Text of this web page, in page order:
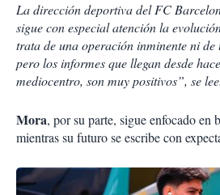
La dirección deportiva del FC
sigue con especial atención la
trata de una operación inminente ni de
pero los informes que llegan desde
mediocentro, son muy positivos”, se lee.
Mora, por su parte, sigue enfocado en
mientras su futuro se escribe con